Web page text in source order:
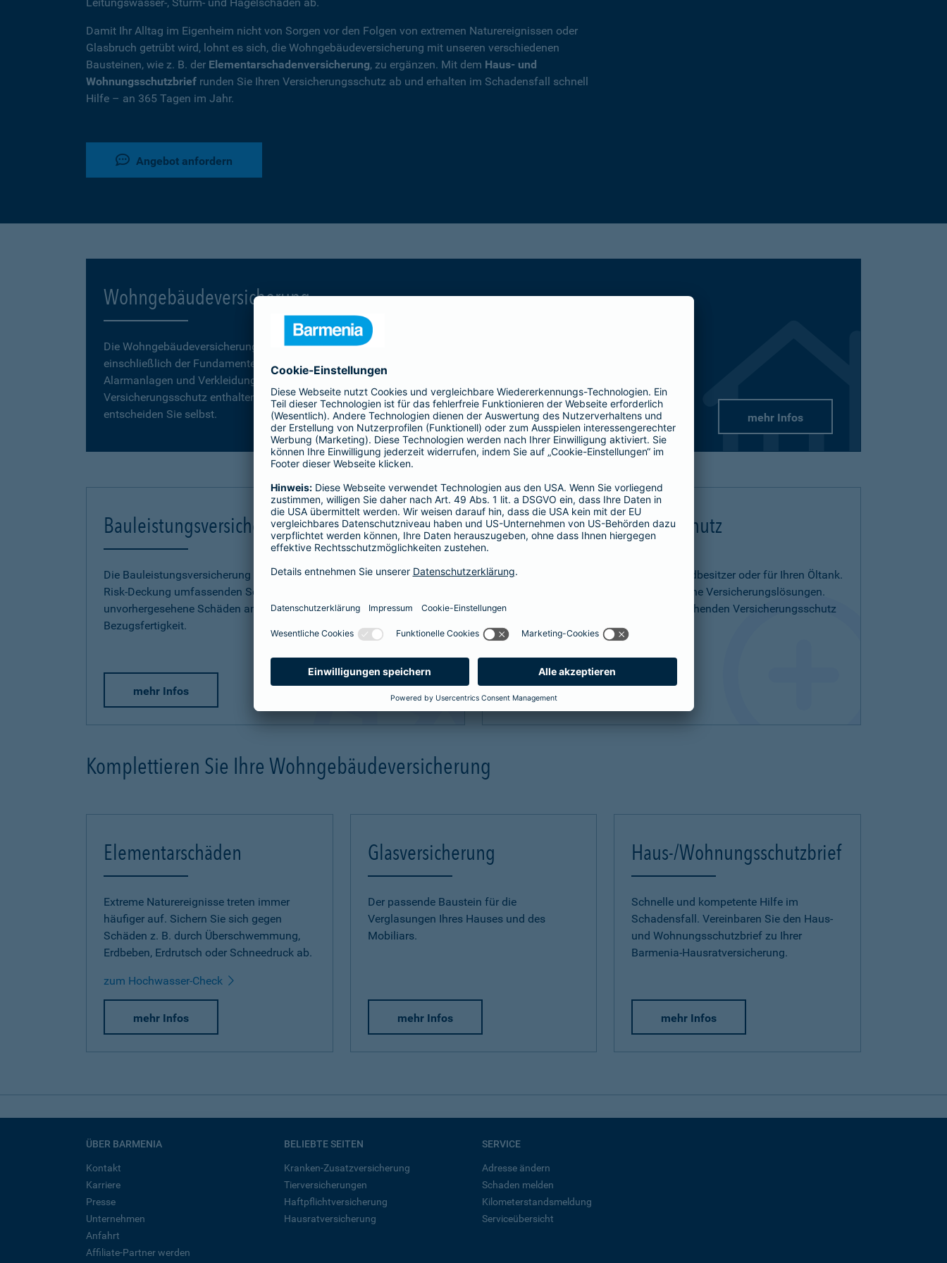
Damit Ihr Alltag im Eigenheim nicht von Sorgen vor den Folgen von extremen Naturereignissen oder
Glasbruch getrübt wird, lohnt es sich, die Wohngebäudeversicherung mit unseren verschiedenen
Bausteinen, wie z. B. der Elementarschadenversicherung, zu ergänzen. Mit dem Haus- und
Wohnungsschutzbrief runden Sie Ihren Versicherungsschutz ab und erhalten im Schadensfall schnell
Hilfe – an 365 Tagen im Jahr.
Angebot anfordern
Wohngebäudeversicherung
Die Wohngebäudeversicherung umfasst das gesamte Gebäude mit seinen Bestandteilen
einschließlich der Fundamente, Grund- und Kellermauern. Zubehör, wie z. B. Antennen, Markisen,
Alarmanlagen und Verkleidungen, wie z. B. Schindelverkleidung, sind ebenfalls im
Versicherungsschutz enthalten. Vergleichen Sie den Basis-, Top- und Premium-Schutz und
entscheiden Sie selbst.
mehr Infos
Bauleistungsversicherung
Die Bauleistungsversicherung der Barmenia bietet Ihnen mit der All-
Risk-Deckung umfassenden Schutz vor finanziellen Verlusten durch
unvorhergesehene Schäden an Ihrem Neubau - bis zur
Bezugsfertigkeit.
mehr Infos
Ergänzender Haftpflichtschutz
Ob als Bauherr, bereits Haus- und Grundbesitzer oder für Ihren Öltank.
Individuelle Situationen benötigen eigene Versicherungslösungen.
Hier bietet Ihnen die Barmenia entsprechenden Versicherungsschutz
für Ihre persönliche Situation.
Komplettieren Sie Ihre Wohngebäudeversicherung
Elementarschäden
Extreme Naturereignisse treten immer
häufiger auf. Sichern Sie sich gegen
Schäden z. B. durch Überschwemmung,
Erdbeben, Erdrutsch oder Schneedruck ab.
zum Hochwasser-Check
mehr Infos
Glasversicherung
Der passende Baustein für die
Verglasungen Ihres Hauses und des
Mobiliars.
mehr Infos
Haus-/Wohnungsschutzbrief
Schnelle und kompetente Hilfe im
Schadensfall. Vereinbaren Sie den Haus-
und Wohnungsschutzbrief zu Ihrer
Barmenia-Hausratversicherung.
mehr Infos
ÜBER BARMENIA
Kontakt
Karriere
Presse
Unternehmen
Anfahrt
Affiliate-Partner werden
BELIEBTE SEITEN
Kranken-Zusatzversicherung
Tierversicherungen
Haftpflichtversicherung
Hausratversicherung
SERVICE
Adresse ändern
Schaden melden
Kilometerstandsmeldung
Serviceübersicht